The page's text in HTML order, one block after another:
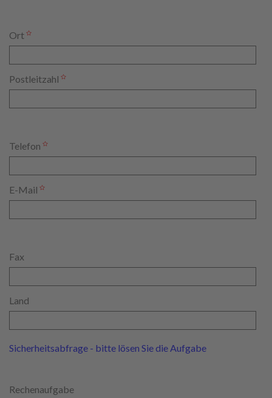
Ort
Postleitzahl
Telefon
E-Mail
Fax
Land
Sicherheitsabfrage - bitte lösen Sie die Aufgabe
Rechenaufgabe